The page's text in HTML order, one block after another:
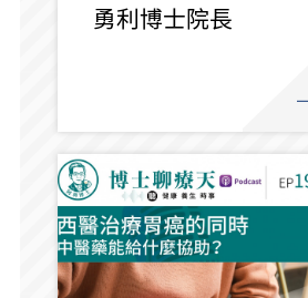
勇利博士院長